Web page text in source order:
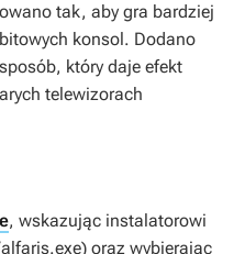
tak, aby gra bardziej
konsol. Dodano
który daje efekt
telewizorach
, wskazując instalatorowi
oraz wybierając